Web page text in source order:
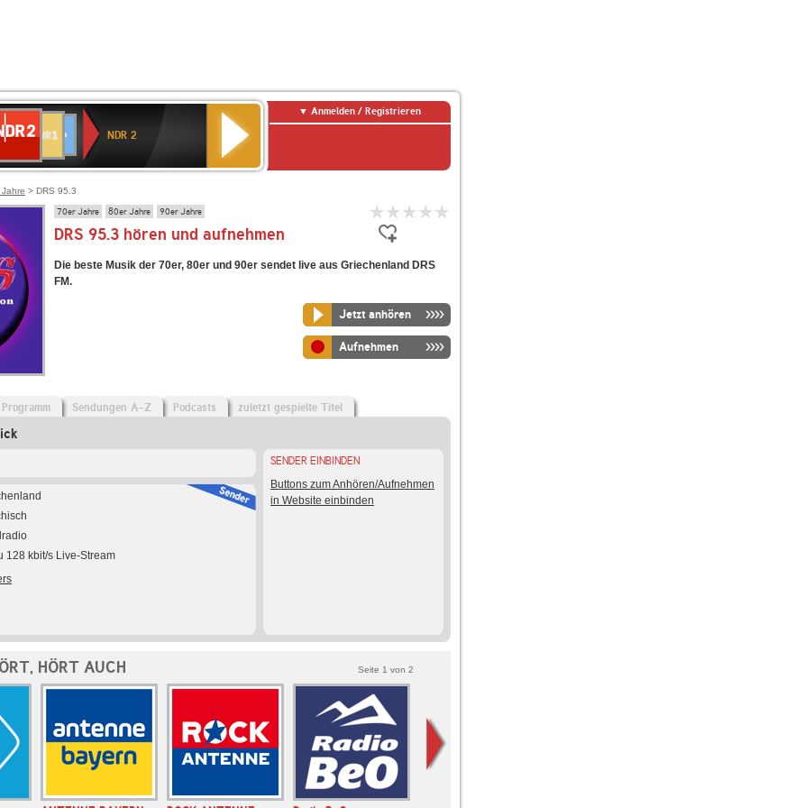
Deutschlandfunk
Baden-
Württemberg
NDR 2
Anmelden / Registrieren
> DRS 95.3
70er Jahre 80er Jahre 90er Jahre
DRS 95.3 hören und aufnehmen
Die beste Musik der 70er, 80er und 90er sendet live aus Griechenland DRS
FM.
Jetzt anhören
Aufnehmen
Programm Sendungen A-Z Podcasts zuletzt gespielte Titel
128 kbit/s Live-Stream
SENDER EINBINDEN
Buttons zum Anhören/Aufnehmen
in Website einbinden
HÖRT AUCH Seite 1 von 2